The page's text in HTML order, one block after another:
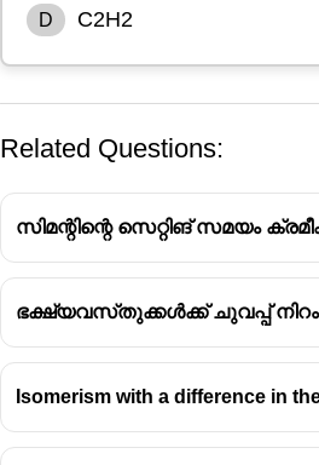
D C2H2
Related Questions:
സിമന്റിന്റെ സെറ്റിങ് സമയം
ഭക്ഷ്യവസ്‌തുക്കൾക്ക് ചുവപ്പ്
Isomerism with a difference in